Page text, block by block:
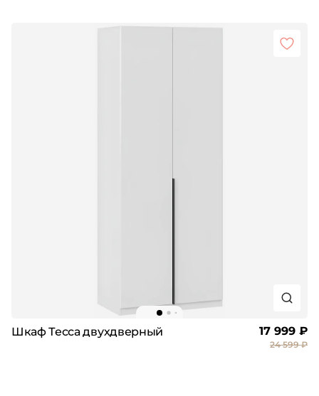
Шкаф Тесса двухдверный 17 999 ₽
24 599 ₽